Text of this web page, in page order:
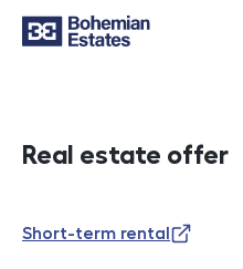
Real estate offer
Short-term rental